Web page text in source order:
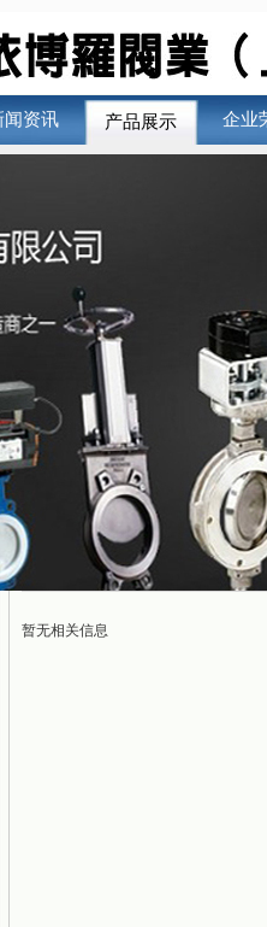
闻资讯 产品展示 企业
暂无相关信息